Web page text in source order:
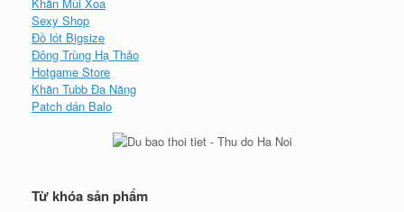
Khăn Mùi Xoa
Sexy Shop
Đồ lót Bigsize
Đông Trùng Hạ Thảo
Hotgame Store
Khăn Tubb Đa Năng
Patch dán Balo
Từ khóa sản phẩm